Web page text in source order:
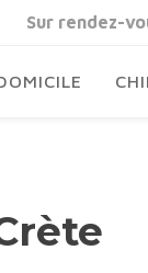
Sur rendez-